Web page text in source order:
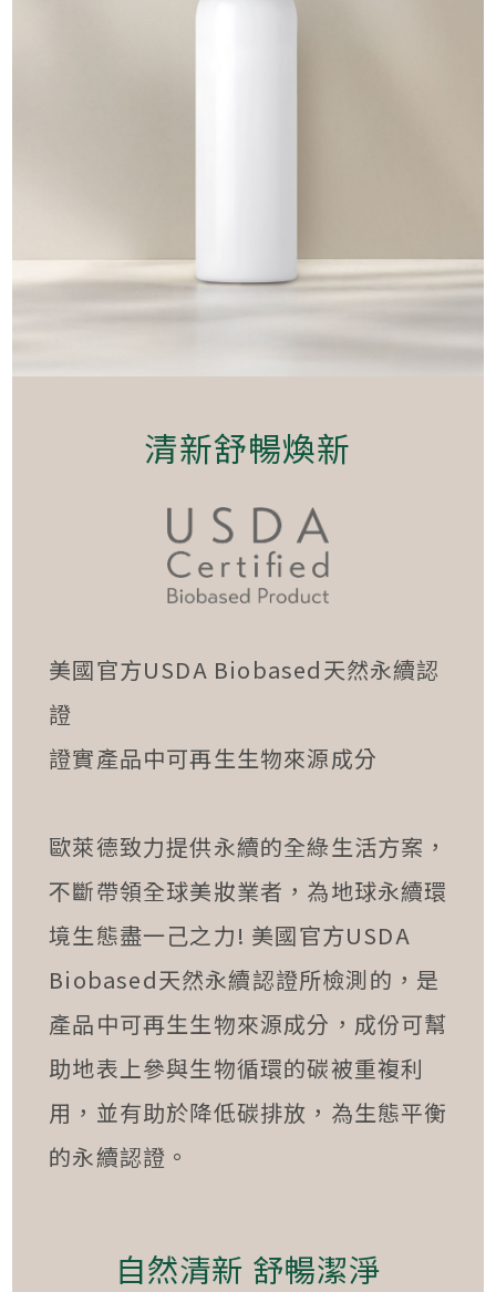
清新舒暢煥新
美國官方USDA Biobased天然永續認
證
證實產品中可再生生物來源成分
歐萊德致力提供永續的全綠生活方案，
不斷帶領全球美妝業者，為地球永續環
境生態盡一己之力! 美國官方USDA
Biobased天然永續認證所檢測的，是
產品中可再生生物來源成分，成份可幫
助地表上參與生物循環的碳被重複利
用，並有助於降低碳排放，為生態平衡
的永續認證。
自然清新 舒暢潔淨